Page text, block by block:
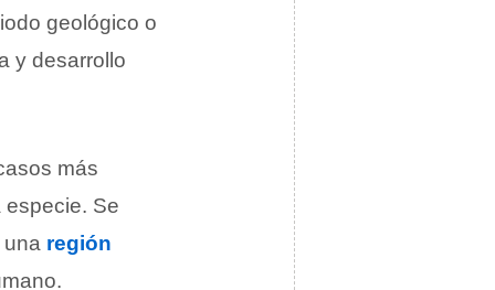
geológico o
y desarrollo
más
Se
región